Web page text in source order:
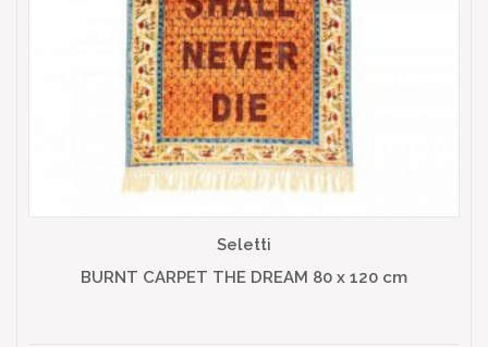
Seletti
BURNT CARPET THE DREAM 80 x 120 cm